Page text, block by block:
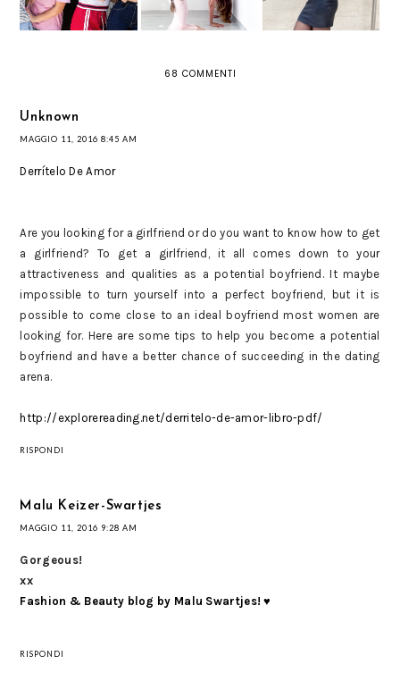
68 COMMENTI
Unknown
MAGGIO 11, 2016 8:45 AM
Derrítelo De Amor
Are you looking for a girlfriend or do you want to know how to get
a girlfriend? To get a girlfriend, it all comes down to your
attractiveness and qualities as a potential boyfriend. It maybe
impossible to turn yourself into a perfect boyfriend, but it is
possible to come close to an ideal boyfriend most women are
looking for. Here are some tips to help you become a potential
boyfriend and have a better chance of succeeding in the dating
arena.
http://explorereading.net/derritelo-de-amor-libro-pdf/
RISPONDI
Malu Keizer-Swartjes
MAGGIO 11, 2016 9:28 AM
Gorgeous!
xx
Fashion & Beauty blog by Malu Swartjes! ♥
RISPONDI